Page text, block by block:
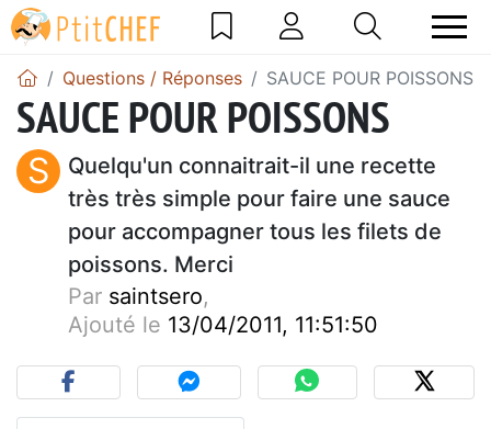
Questions / Réponses SAUCE POUR POISSONS
SAUCE POUR POISSONS
S
Quelqu'un connaitrait-il une recette
très très simple pour faire une sauce
pour accompagner tous les filets de
poissons. Merci
Par saintsero,
Ajouté le 13/04/2011, 11:51:50